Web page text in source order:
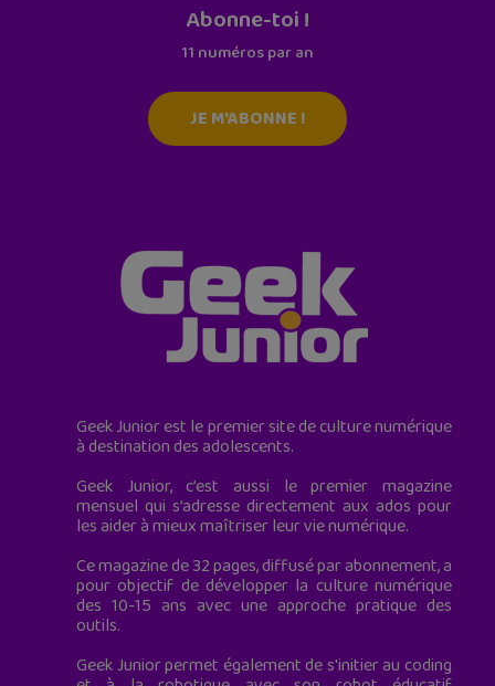
Abonne-toi !
11 numéros par an
JE M'ABONNE !
Geek Junior est le premier site de culture numérique
à destination des adolescents.
Geek Junior, c’est aussi le premier magazine
mensuel qui s’adresse directement aux ados pour
les aider à mieux maîtriser leur vie numérique.
Ce magazine de 32 pages, diffusé par abonnement, a
pour objectif de développer la culture numérique
des 10-15 ans avec une approche pratique des
outils.
Geek Junior permet également de s'initier au coding